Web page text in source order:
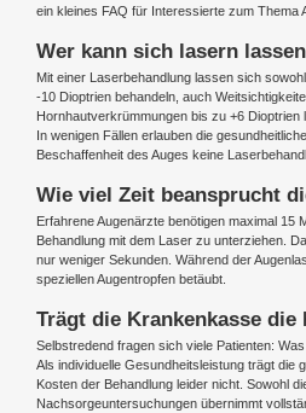
ein kleines FAQ für Interessierte zum Thema
Wer kann sich lasern
Mit einer Laserbehandlung lassen sich
-10 Dioptrien behandeln, auch
Hornhautverkrümmungen bis zu +6 Dioptrien
In wenigen Fällen erlauben die
Beschaffenheit des Auges keine
Wie viel Zeit beansprucht
Erfahrene Augenärzte benötigen maximal 15
Behandlung mit dem Laser zu unterziehen.
nur weniger Sekunden. Während der
speziellen Augentropfen betäubt.
Trägt die Krankenkasse die
Selbstredend fragen sich viele Patienten:
Als individuelle Gesundheitsleistung trägt die
Kosten der Behandlung leider nicht. Sowohl
Nachsorgeuntersuchungen übernimmt